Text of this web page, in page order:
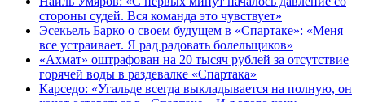
стороны судей. Вся команда это чувствует»
Эсекьель Барко о своем будущем в «Спартаке»: «Меня
все устраивает. Я рад радовать болельщиков»
«Ахмат» оштрафован на 20 тысяч рублей за отсутствие
горячей воды в раздевалке «Спартака»
Карседо: «Угальде всегда выкладывается на полную, он